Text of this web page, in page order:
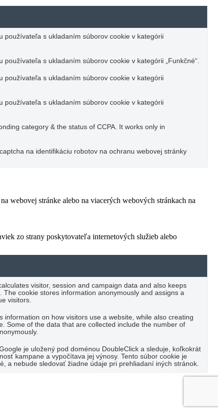
používateľa s ukladaním súborov cookie v kategórii
s ukladaním súborov cookie v kategórii „Funkčné“.
používateľa s ukladaním súborov cookie v kategórii
používateľa s ukladaním súborov cookie v kategórii
category & the status of CCPA. It works only in
na identifikáciu robotov na ochranu webovej stránky
webovej stránke alebo na viacerých webových stránkach na
zo strany poskytovateľa internetových služieb alebo
visitor, session and campaign data and also keeps
cookie stores information anonymously and assigns a
visitors.
information on how visitors use a website, while also creating
Some of the data that are collected include the number of
je uložený pod doménou DoubleClick a sleduje, koľkokrát
kampane a vypočítava jej výnosy. Tento súbor cookie je
a nebude sledovať žiadne údaje pri prehliadaní iných stránok.